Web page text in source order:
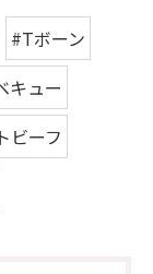
#Tボーン
キュー
ビーフ